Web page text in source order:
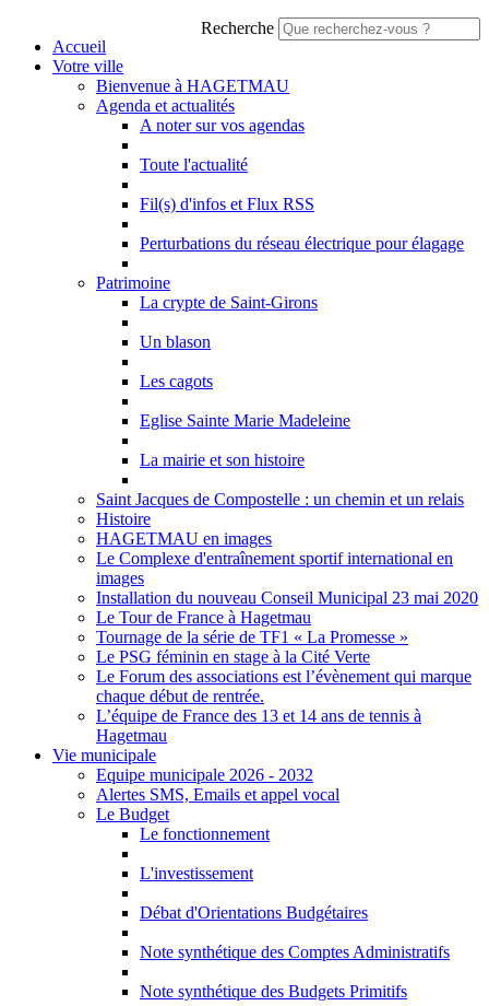
Recherche
Accueil
Votre ville
Bienvenue à HAGETMAU
Agenda et actualités
A noter sur vos agendas
Toute l'actualité
Fil(s) d'infos et Flux RSS
Perturbations du réseau électrique pour élagage
Patrimoine
La crypte de Saint-Girons
Un blason
Les cagots
Eglise Sainte Marie Madeleine
La mairie et son histoire
Saint Jacques de Compostelle : un chemin et un relais
Histoire
HAGETMAU en images
Le Complexe d'entraînement sportif international en
images
Installation du nouveau Conseil Municipal 23 mai 2020
Le Tour de France à Hagetmau
Tournage de la série de TF1 « La Promesse »
Le PSG féminin en stage à la Cité Verte
Le Forum des associations est l’évènement qui marque
chaque début de rentrée.
L’équipe de France des 13 et 14 ans de tennis à
Hagetmau
Vie municipale
Equipe municipale 2026 - 2032
Alertes SMS, Emails et appel vocal
Le Budget
Le fonctionnement
L'investissement
Débat d'Orientations Budgétaires
Note synthétique des Comptes Administratifs
Note synthétique des Budgets Primitifs